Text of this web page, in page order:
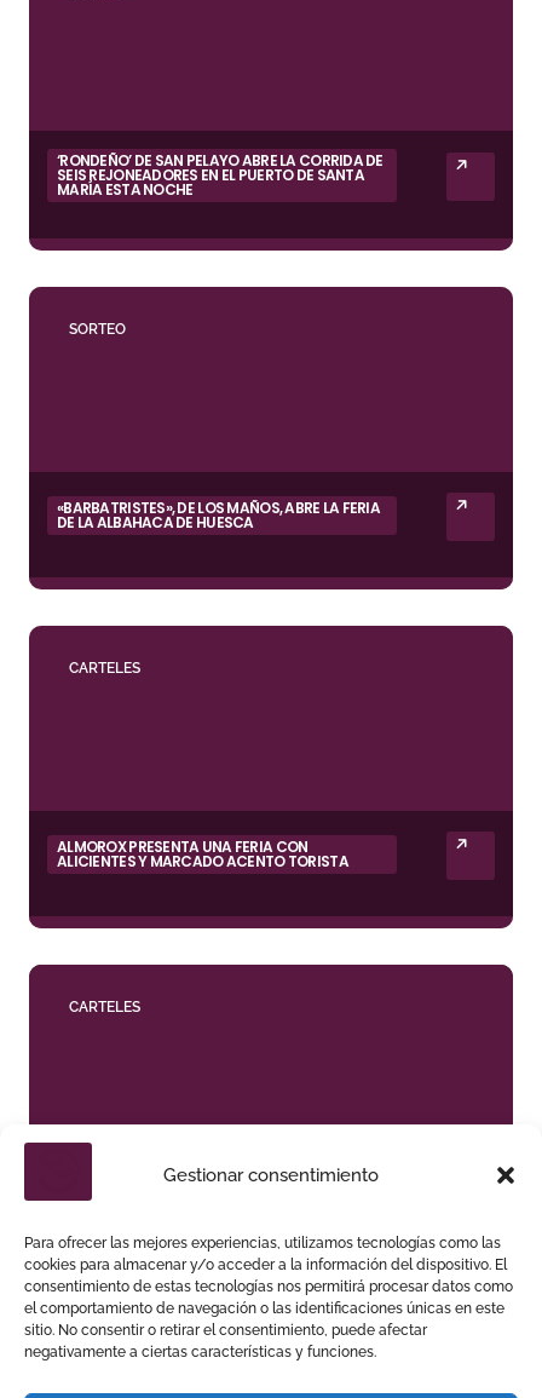
Gestionar consentimiento
Para ofrecer las mejores experiencias, utilizamos tecnologías como las
cookies para almacenar y/o acceder a la información del dispositivo. El
consentimiento de estas tecnologías nos permitirá procesar datos como
el comportamiento de navegación o las identificaciones únicas en este
sitio. No consentir o retirar el consentimiento, puede afectar
negativamente a ciertas características y funciones.
‘RONDEÑO’ DE SAN PELAYO ABRE LA CORRIDA DE
SEIS REJONEADORES EN EL PUERTO DE SANTA
MARÍA ESTA NOCHE
SORTEO
«BARBATRISTES», DE LOS MAÑOS, ABRE LA FERIA
DE LA ALBAHACA DE HUESCA
CARTELES
ALMOROX PRESENTA UNA FERIA CON
ALICIENTES Y MARCADO ACENTO TORISTA
CARTELES
LAS VENTAS DISEÑA UN SEPTIEMBRE DE
DESAFÍOS Y VARIEDAD GANADERA